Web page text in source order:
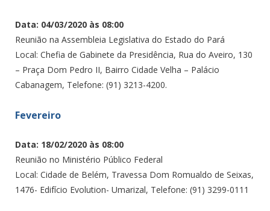
Data: 04/03/2020 às 08:00
Reunião na Assembleia Legislativa do Estado do Pará
Local: Chefia de Gabinete da Presidência, Rua do Aveiro, 130
– Praça Dom Pedro II, Bairro Cidade Velha – Palácio
Cabanagem, Telefone: (91) 3213-4200.
Fevereiro
Data: 18/02/2020 às 08:00
Reunião no Ministério Público Federal
Local: Cidade de Belém, Travessa Dom Romualdo de Seixas,
1476- Edifício Evolution- Umarizal, Telefone: (91) 3299-0111